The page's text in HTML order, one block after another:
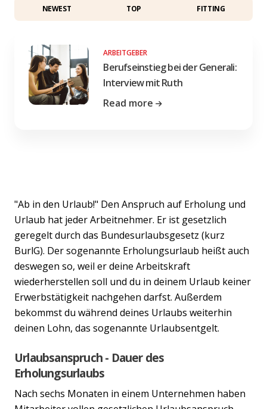
NEWEST TOP FITTING
ARBEITGEBER
Berufseinstieg bei der Generali:
Interview mit Ruth
Read more
"Ab in den Urlaub!" Den Anspruch auf Erholung und
Urlaub hat jeder Arbeitnehmer. Er ist gesetzlich
geregelt durch das Bundesurlaubsgesetz (kurz
BurlG). Der sogenannte Erholungsurlaub heißt auch
deswegen so, weil er deine Arbeitskraft
wiederherstellen soll und du in deinem Urlaub keiner
Erwerbstätigkeit nachgehen darfst. Außerdem
bekommst du während deines Urlaubs weiterhin
deinen Lohn, das sogenannte Urlaubsentgelt.
Urlaubsanspruch - Dauer des
Erholungsurlaubs
Nach sechs Monaten in einem Unternehmen haben